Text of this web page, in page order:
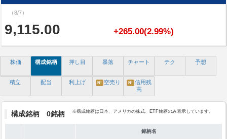
（8/7）
9,115.00 +265.00(2.99%)
株価 構成銘柄 押し目 暴落 チャート テク 予想
積立 配当 利上げ N! 空売り N! 信用残
高
構成銘柄 0銘柄 ※構成銘柄は日本、アメリカの株式、ETF銘柄のみ表示しています。
銘柄名